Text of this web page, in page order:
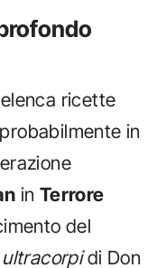
ricette
in
in Terrore
del
di Don